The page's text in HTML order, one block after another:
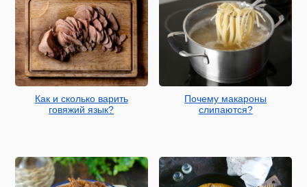
Как и сколько варить
говяжий язык?
Почему макароны
слипаются?